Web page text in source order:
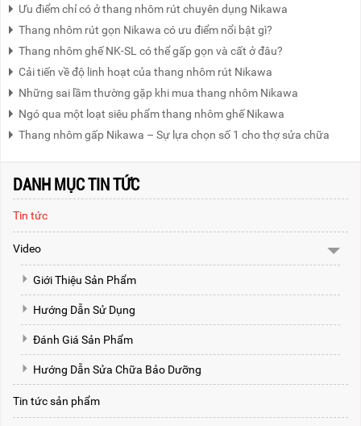
Ưu điểm chỉ có ở thang nhôm rút chuyên dụng Nikawa
Thang nhôm rút gọn Nikawa có ưu điểm nổi bật gì?
Thang nhôm ghế NK-SL có thể gấp gọn và cất ở đâu?
Cải tiến về độ linh hoạt của thang nhôm rút Nikawa
Những sai lầm thường gặp khi mua thang nhôm Nikawa
Ngó qua một loạt siêu phẩm thang nhôm ghế Nikawa
Thang nhôm gấp Nikawa – Sự lựa chọn số 1 cho thợ sửa chữa
DANH MỤC TIN TỨC
Tin tức
Video
Giới Thiệu Sản Phẩm
Hướng Dẫn Sử Dụng
Đánh Giá Sản Phẩm
Hướng Dẫn Sửa Chữa Bảo Dưỡng
Tin tức sản phẩm